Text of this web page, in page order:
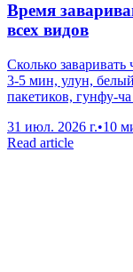
Время
всех видов
Сколько
3-5 мин, улун,
пакетиков, гунфу-
31 июл. 2026 г.•10
Read article